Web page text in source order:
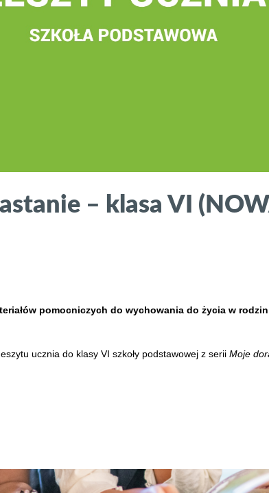
– klasa VI
pomocniczych do wychowania do życia w
ucznia do klasy VI szkoły podstawowej z serii Moje